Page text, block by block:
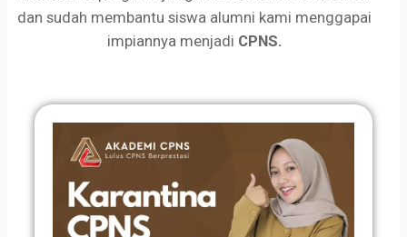
dan sudah membantu siswa alumni kami menggapai
impiannya menjadi CPNS.